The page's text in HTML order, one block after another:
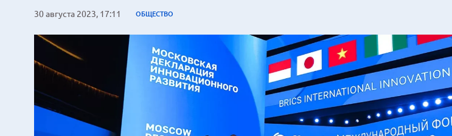
30 августа 2023, 17:11 ОБЩЕСТВО